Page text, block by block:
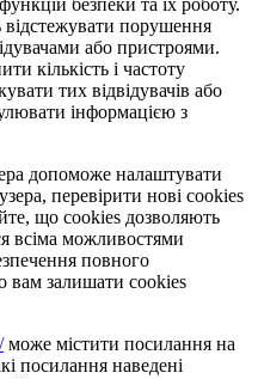
порушення
або пристроями.
кількість і частоту
тих відвідувачів або
інформацією з
допоможе налаштувати
перевірити нові cookies
що cookies дозволяють
всіма можливостями
повного
вам залишати cookies
може містити посилання на
посилання наведені